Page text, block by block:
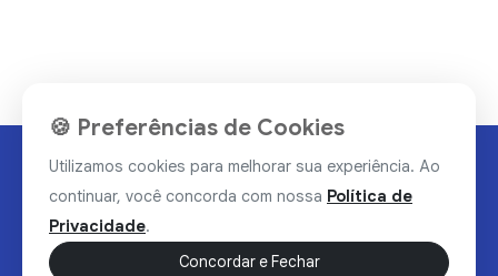
🍪 Preferências de Cookies
Utilizamos cookies para melhorar sua experiência. Ao
continuar, você concorda com nossa Política de
Privacidade.
Concordar e Fechar